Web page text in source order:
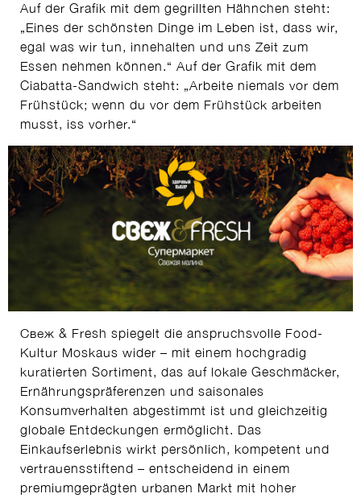
Auf der Grafik mit dem gegrillten Hähnchen steht:
„Eines der schönsten Dinge im Leben ist, dass wir,
egal was wir tun, innehalten und uns Zeit zum
Essen nehmen können.“ Auf der Grafik mit dem
Ciabatta-Sandwich steht: „Arbeite niemals vor dem
Frühstück; wenn du vor dem Frühstück arbeiten
musst, iss vorher.“
Свеж & Fresh spiegelt die anspruchsvolle Food-
Kultur Moskaus wider – mit einem hochgradig
kuratierten Sortiment, das auf lokale Geschmäcker,
Ernährungspräferenzen und saisonales
Konsumverhalten abgestimmt ist und gleichzeitig
globale Entdeckungen ermöglicht. Das
Einkaufserlebnis wirkt persönlich, kompetent und
vertrauensstiftend – entscheidend in einem
premiumgeprägten urbanen Markt mit hoher